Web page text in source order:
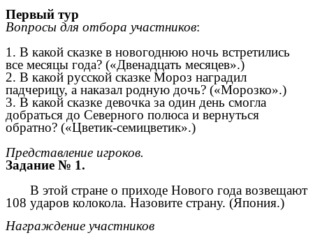
Первый тур
Вопросы для отбора участников:
1. В какой сказке в новогоднюю ночь встретились
все месяцы года? («Двенадцать месяцев».)
2. В какой русской сказке Мороз наградил
падчерицу, а наказал родную дочь? («Морозко».)
3. В какой сказке девочка за один день смогла
добраться до Северного полюса и вернуться
обратно? («Цветик-семицветик».)
Представление игроков.
Задание № 1.
В этой стране о приходе Нового года возвещают
108 ударов колокола. Назовите страну. (Япония.)
Награждение участников